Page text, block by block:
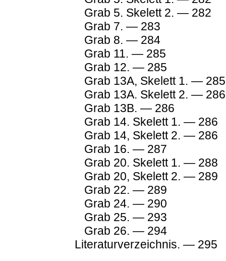
Grab 5. Skelett 2. — 282
Grab 7. — 283
Grab 8. — 284
Grab 11. — 285
Grab 12. — 285
Grab 13A, Skelett 1. — 285
Grab 13A. Skelett 2. — 286
Grab 13B. — 286
Grab 14. Skelett 1. — 286
Grab 14, Skelett 2. — 286
Grab 16. — 287
Grab 20. Skelett 1. — 288
Grab 20, Skelett 2. — 289
Grab 22. — 289
Grab 24. — 290
Grab 25. — 293
Grab 26. — 294
Literaturverzeichnis. — 295